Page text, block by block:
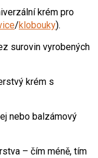
krém pro
/klobouky).
surovin vyrobených
krém s
nebo balzámový
– čím méně, tím